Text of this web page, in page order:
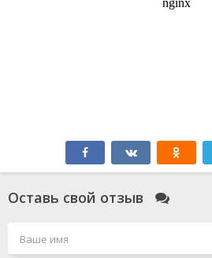
Оставь свой отзыв